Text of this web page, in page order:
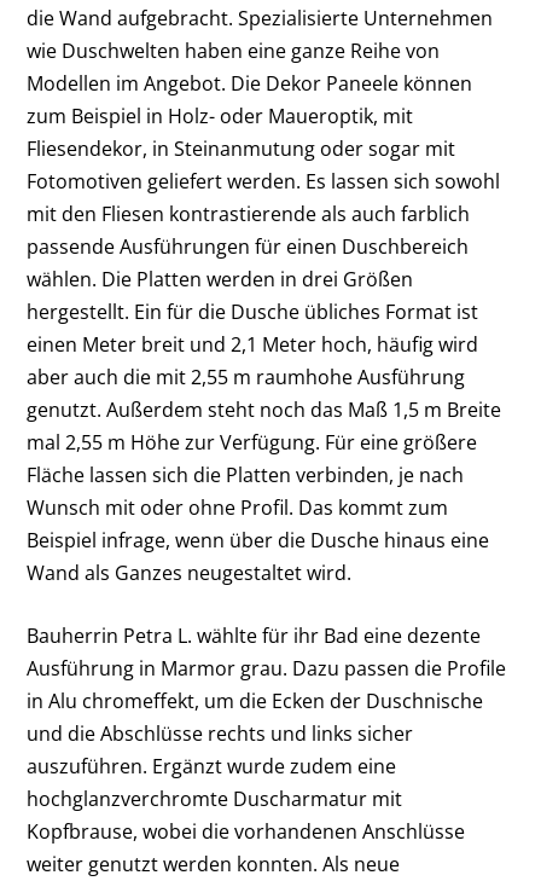
die Wand aufgebracht. Spezialisierte Unternehmen
wie Duschwelten haben eine ganze Reihe von
Modellen im Angebot. Die Dekor Paneele können
zum Beispiel in Holz- oder Maueroptik, mit
Fliesendekor, in Steinanmutung oder sogar mit
Fotomotiven geliefert werden. Es lassen sich sowohl
mit den Fliesen kontrastierende als auch farblich
passende Ausführungen für einen Duschbereich
wählen. Die Platten werden in drei Größen
hergestellt. Ein für die Dusche übliches Format ist
einen Meter breit und 2,1 Meter hoch, häufig wird
aber auch die mit 2,55 m raumhohe Ausführung
genutzt. Außerdem steht noch das Maß 1,5 m Breite
mal 2,55 m Höhe zur Verfügung. Für eine größere
Fläche lassen sich die Platten verbinden, je nach
Wunsch mit oder ohne Profil. Das kommt zum
Beispiel infrage, wenn über die Dusche hinaus eine
Wand als Ganzes neugestaltet wird.
Bauherrin Petra L. wählte für ihr Bad eine dezente
Ausführung in Marmor grau. Dazu passen die Profile
in Alu chromeffekt, um die Ecken der Duschnische
und die Abschlüsse rechts und links sicher
auszuführen. Ergänzt wurde zudem eine
hochglanzverchromte Duscharmatur mit
Kopfbrause, wobei die vorhandenen Anschlüsse
weiter genutzt werden konnten. Als neue